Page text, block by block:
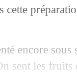
encore
sent les fruits
pour
à Stuttgart